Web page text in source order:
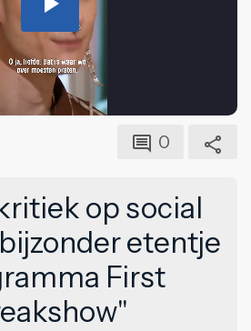
Play
Video
0
op social
etentje
First